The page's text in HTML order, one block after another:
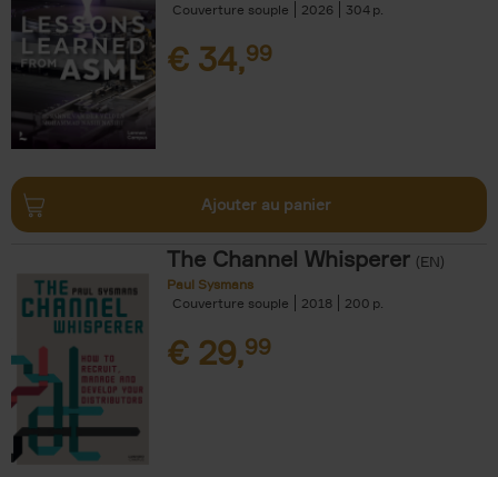
Couverture souple
2026 304
€ 34,99
Ajouter au panier
The Channel Whisperer (EN)
Paul Sysmans
Couverture souple
2018 200
€ 29,99